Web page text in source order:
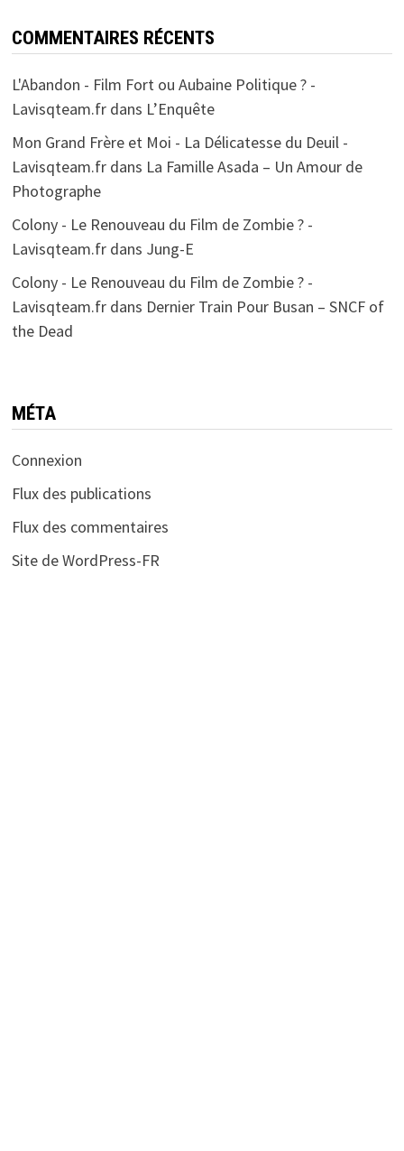
COMMENTAIRES RÉCENTS
L'Abandon - Film Fort ou Aubaine Politique ? -
Lavisqteam.frdans L’Enquête
Mon Grand Frère et Moi - La Délicatesse du Deuil -
Lavisqteam.frdans La Famille Asada – Un Amour de
Photographe
Colony - Le Renouveau du Film de Zombie ? -
Lavisqteam.frdans Jung-E
Colony - Le Renouveau du Film de Zombie ? -
Lavisqteam.frdans Dernier Train Pour Busan – SNCF of
the Dead
MÉTA
Connexion
Flux des publications
Flux des commentaires
Site de WordPress-FR